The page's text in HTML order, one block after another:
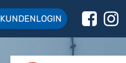
KUNDENLOGIN